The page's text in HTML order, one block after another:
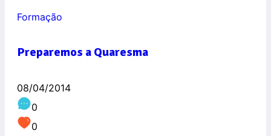
Formação
Preparemos a Quaresma
08/04/2014
0
0